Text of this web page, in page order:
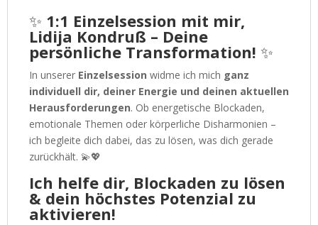
✨ 1:1 Einzelsession mit mir,
Lidija Kondruß – Deine
persönliche Transformation! ✨
In unserer Einzelsession widme ich mich ganz
individuell dir, deiner Energie und deinen aktuellen
Herausforderungen. Ob energetische Blockaden,
emotionale Themen oder körperliche Disharmonien –
ich begleite dich dabei, das zu lösen, was dich gerade
zurückhält. 💫💖
Ich helfe dir, Blockaden zu lösen
& dein höchstes Potenzial zu
aktivieren!